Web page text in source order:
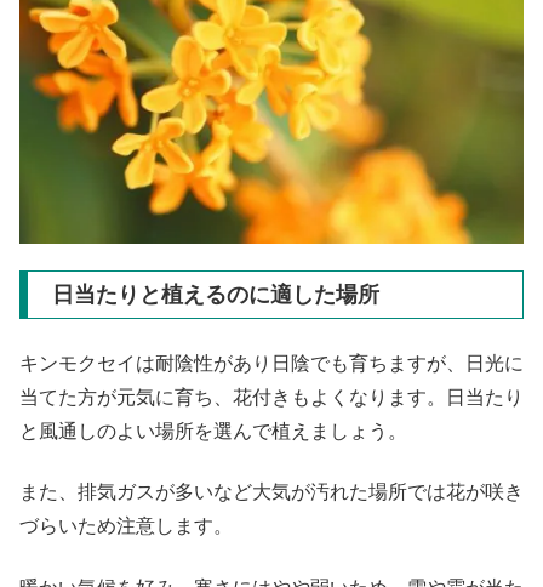
日当たりと植えるのに適した場所
キンモクセイは耐陰性があり日陰でも育ちますが、日光に
当てた方が元気に育ち、花付きもよくなります。日当たり
と風通しのよい場所を選んで植えましょう。
また、排気ガスが多いなど大気が汚れた場所では花が咲き
づらいため注意します。